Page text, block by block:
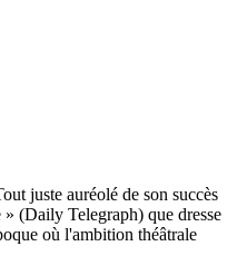
juste auréolé de son succès
(Daily Telegraph) que dresse
où l'ambition théâtrale